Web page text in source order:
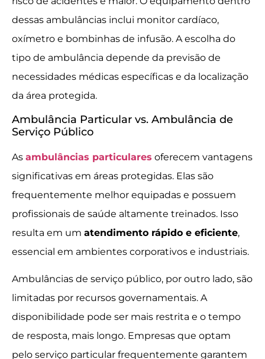
dessas ambulâncias inclui monitor cardíaco,
oxímetro e bombinhas de infusão. A escolha do
tipo de ambulância depende da previsão de
necessidades médicas específicas e da localização
da área protegida.
Ambulância Particular vs. Ambulância de
Serviço Público
As ambulâncias particulares oferecem vantagens
significativas em áreas protegidas. Elas são
frequentemente melhor equipadas e possuem
profissionais de saúde altamente treinados. Isso
resulta em um atendimento rápido e eficiente,
essencial em ambientes corporativos e industriais.
Ambulâncias de serviço público, por outro lado, são
limitadas por recursos governamentais. A
disponibilidade pode ser mais restrita e o tempo
de resposta, mais longo. Empresas que optam
pelo serviço particular frequentemente garantem